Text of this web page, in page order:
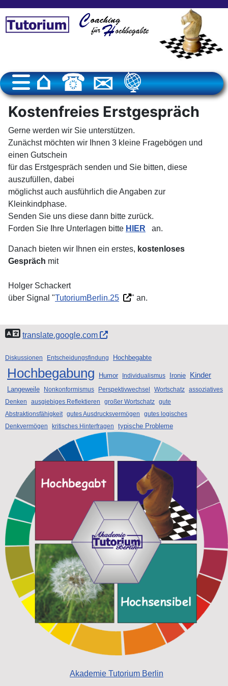
Kostenfreies Erstgespräch
Gerne werden wir Sie unterstützen.
Zunächst möchten wir Ihnen 3 kleine Fragebögen und
einen Gutschein
für das Erstgespräch senden und Sie bitten, diese
auszufüllen, dabei
möglichst auch ausführlich die Angaben zur
Kleinkindphase.
Senden Sie uns diese dann bitte zurück.
Forden Sie Ihre Unterlagen bitte HIER an.
Danach bieten wir Ihnen ein erstes, kostenloses
Gespräch mit
Holger Schackert
über Signal "TutoriumBerlin.25 " an.
translate.google.com
Diskussionen Entscheidungsfindung Hochbegabte
Hochbegabung Humor Individualismus Ironie Kinder
Langeweile Nonkonformismus Perspektivwechsel Wortschatz assoziatives
Denken
ausgiebiges Reflektieren großer Wortschatz gute
Abstraktionsfähigkeit gutes Ausdrucksvermögen
gutes logisches
Denkvermögen
kritisches Hinterfragen typische Probleme
Akademie Tutorium Berlin